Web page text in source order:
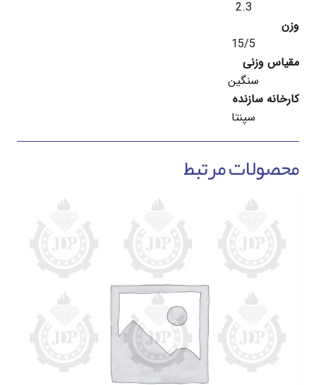
2.3
وزن
15/5
مقیاس وزنی
سنگین
کارخانه سازنده
سپنتا
محصولات مرتبط